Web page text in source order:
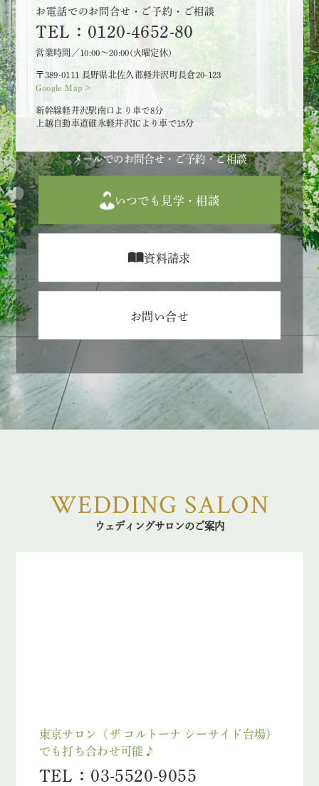
お電話でのお問合せ・ご予約・ご相談
TEL：0120-4652-80
営業時間／10:00～20:00(火曜定休)
〒389-0111 長野県北佐久郡軽井沢町長倉20-123
Google Map >
新幹線軽井沢駅南口より車で8分
上越自動車道碓氷軽井沢ICより車で15分
メールでのお問合せ・ご予約・ご相談
いつでも見学・相談
資料請求
お問い合せ
WEDDING SALON
ウェディングサロンのご案内
東京サロン（ザ コルトーナ シーサイド台場）
でも打ち合わせ可能♪
TEL：03-5520-9055